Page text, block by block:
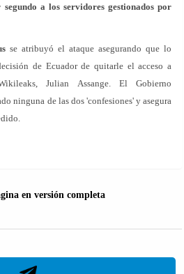
a los servidores gestionados por
se atribuyó el ataque asegurando que lo
de Ecuador de quitarle el acceso a
Julian Assange. El Gobierno
ninguna de las dos 'confesiones' y asegura
en versión completa